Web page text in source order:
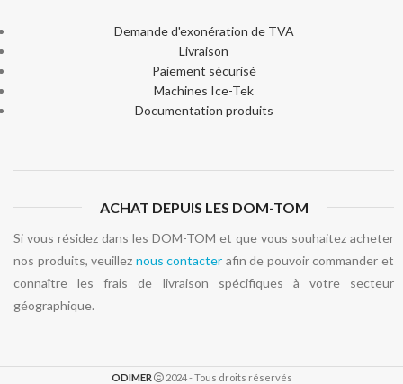
Demande d'exonération de TVA
Livraison
Paiement sécurisé
Machines Ice-Tek
Documentation produits
ACHAT DEPUIS LES DOM-TOM
Si vous résidez dans les DOM-TOM et que vous souhaitez acheter
nos produits, veuillez nous contacter afin de pouvoir commander et
connaître les frais de livraison spécifiques à votre secteur
géographique.
ODIMER 2024 - Tous droits réservés